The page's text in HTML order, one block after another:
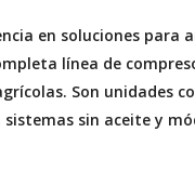
en soluciones para
línea de
Son unidades
sin aceite y